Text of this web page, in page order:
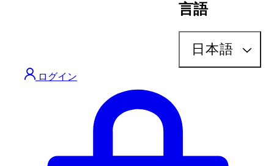
言語
日本語
ログイン